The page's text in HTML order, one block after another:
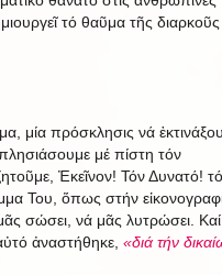
τό θαῦμα τῆς διαρκοῦς
μία πρόσκλησις νά
μέ πίστη τόν
Ἐκεῖνον! Τόν Δυνατό!
Του, ὅπως στήν
σώσει, νά μᾶς λυτρώσει.
ἀναστήθηκε, «διά τήν